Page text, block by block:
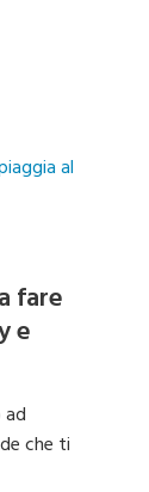
fare
e
che ti